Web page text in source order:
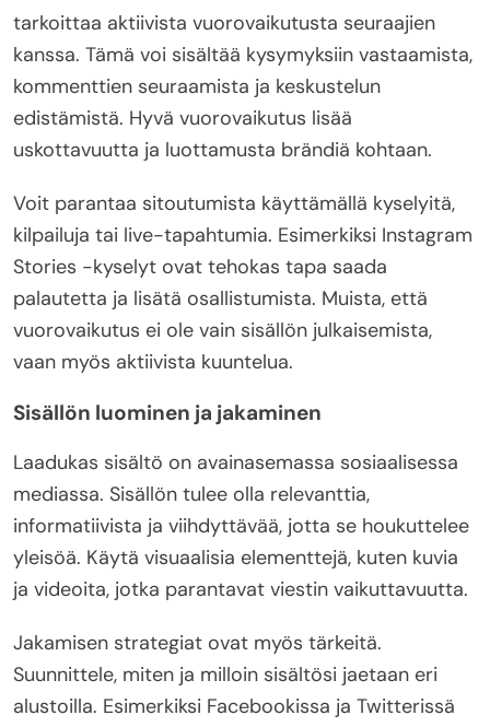
tarkoittaa aktiivista vuorovaikutusta seuraajien
kanssa. Tämä voi sisältää kysymyksiin vastaamista,
kommenttien seuraamista ja keskustelun
edistämistä. Hyvä vuorovaikutus lisää
uskottavuutta ja luottamusta brändiä kohtaan.
Voit parantaa sitoutumista käyttämällä kyselyitä,
kilpailuja tai live-tapahtumia. Esimerkiksi Instagram
Stories -kyselyt ovat tehokas tapa saada
palautetta ja lisätä osallistumista. Muista, että
vuorovaikutus ei ole vain sisällön julkaisemista,
vaan myös aktiivista kuuntelua.
Sisällön luominen ja jakaminen
Laadukas sisältö on avainasemassa sosiaalisessa
mediassa. Sisällön tulee olla relevanttia,
informatiivista ja viihdyttävää, jotta se houkuttelee
yleisöä. Käytä visuaalisia elementtejä, kuten kuvia
ja videoita, jotka parantavat viestin vaikuttavuutta.
Jakamisen strategiat ovat myös tärkeitä.
Suunnittele, miten ja milloin sisältösi jaetaan eri
alustoilla. Esimerkiksi Facebookissa ja Twitterissä